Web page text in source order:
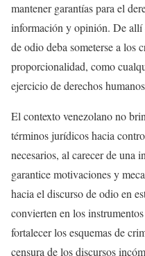
mantener garantías para el
información y opinión. De allí
de odio deba someterse a los
proporcionalidad, como
ejercicio de derechos
El contexto venezolano no
términos jurídicos hacia
necesarios, al carecer de una
garantice motivaciones y
hacia el discurso de odio en
convierten en los
fortalecer los esquemas de
censura de los discursos